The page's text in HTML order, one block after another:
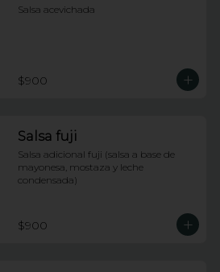
Salsa acevichada
$900
Salsa fuji
Salsa adicional fuji (salsa a base de
mayonesa, mostaza y leche
condensada)
$900